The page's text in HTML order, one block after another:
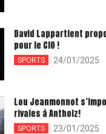
David Lappartient
pour le CIO !
SPORTS 24/01/2025
Lou Jeanmonnot
rivales à Antholz!
SPORTS 23/01/2025